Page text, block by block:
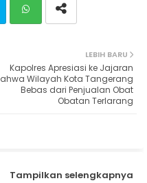
ats
LEBIH BARU
Kapolres Apresiasi ke Jajaran
Wilayah Kota Tangerang
Bebas dari Penjualan Obat
Obatan Terlarang
Tampilkan selengkapnya